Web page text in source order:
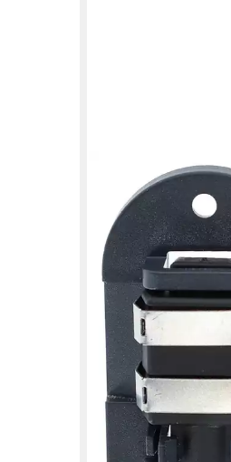
Hühnerzaun
10,55 €
in 2-3 Werktagen bei dir